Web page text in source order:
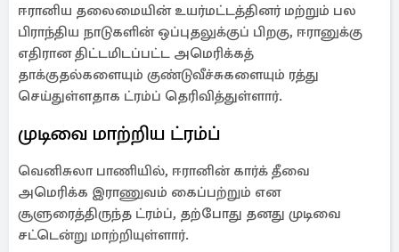
ஈரானிய தலைமையின் உயர்மட்டத்தினர் மற்றும் பல
பிராந்திய நாடுகளின் ஒப்புதலுக்குப் பிறகு, ஈரானுக்கு
எதிரான திட்டமிடப்பட்ட அமெரிக்கத்
தாக்குதல்களையும் குண்டுவீச்சுகளையும் ரத்து
செய்துள்ளதாக ட்ரம்ப் தெரிவித்துள்ளார்.
முடிவை மாற்றிய ட்ரம்ப்
வெனிசுலா பாணியில், ஈரானின் கார்க் தீவை
அமெரிக்க இராணுவம் கைப்பற்றும் என
சூளுரைத்திருந்த ட்ரம்ப், தற்போது தனது முடிவை
சட்டென்று மாற்றியுள்ளார்.